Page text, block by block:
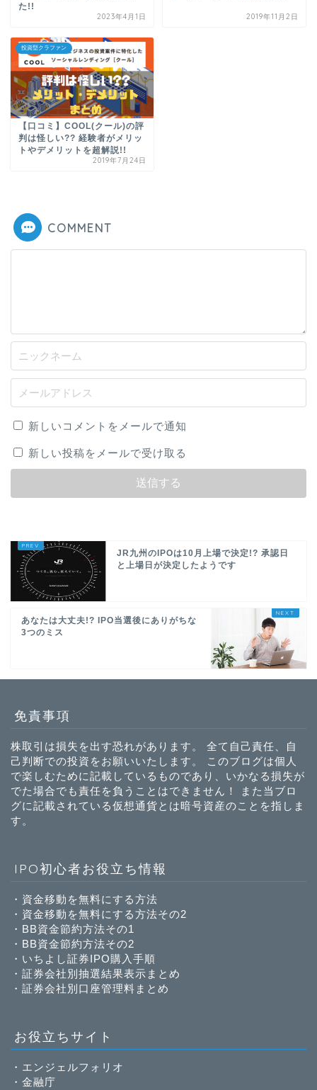
た!!
2023年4月1日 2019年11月2日
投資型クラファン
【口コミ】COOL(クール)の評
判は怪しい?? 経験者がメリッ
トやデメリットを超解説!!
2019年7月24日
COMMENT
新しいコメントをメールで通知
新しい投稿をメールで受け取る
JR九州のIPOは10月上場で決定!? 承認日
と上場日が決定したようです
あなたは大丈夫!? IPO当選後にありがちな
3つのミス
免責事項
株取引は損失を出す恐れがあります。 全て自己責任、自
己判断での投資をお願いいたします。 このブログは個人
で楽しむために記載しているものであり、いかなる損失が
でた場合でも責任を負うことはできません！ また当ブロ
グに記載されている仮想通貨とは暗号資産のことを指しま
す。
IPO初心者お役立ち情報
・ 資金移動を無料にする方法
・ 資金移動を無料にする方法その2
・ BB資金節約方法その1
・ BB資金節約方法その2
・ いちよし証券IPO購入手順
・ 証券会社別抽選結果表示まとめ
・ 証券会社別口座管理料まとめ
お役立ちサイト
・ エンジェルフォリオ
・ 金融庁